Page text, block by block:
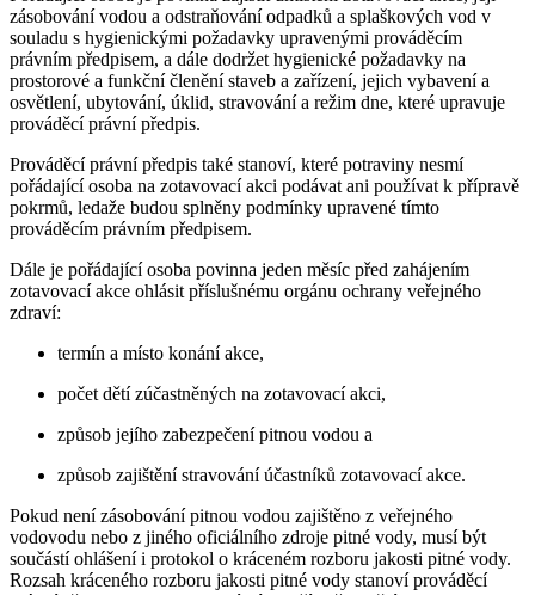
zásobování vodou a odstraňování odpadků a splaškových vod v
souladu s hygienickými požadavky upravenými prováděcím
právním předpisem, a dále dodržet hygienické požadavky na
prostorové a funkční členění staveb a zařízení, jejich vybavení a
osvětlení, ubytování, úklid, stravování a režim dne, které upravuje
prováděcí právní předpis.
Prováděcí právní předpis také stanoví, které potraviny nesmí
pořádající osoba na zotavovací akci podávat ani používat k přípravě
pokrmů, ledaže budou splněny podmínky upravené tímto
prováděcím právním předpisem.
Dále je pořádající osoba povinna jeden měsíc před zahájením
zotavovací akce ohlásit příslušnému orgánu ochrany veřejného
zdraví:
termín a místo konání akce,
počet dětí zúčastněných na zotavovací akci,
způsob jejího zabezpečení pitnou vodou a
způsob zajištění stravování účastníků zotavovací akce.
Pokud není zásobování pitnou vodou zajištěno z veřejného
vodovodu nebo z jiného oficiálního zdroje pitné vody, musí být
součástí ohlášení i protokol o kráceném rozboru jakosti pitné vody.
Rozsah kráceného rozboru jakosti pitné vody stanoví prováděcí